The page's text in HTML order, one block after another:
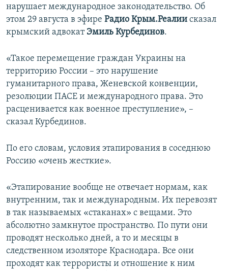
нарушает международное законодательство. Об
этом 29 августа в эфире Радио Крым.Реалии сказал
крымский адвокат Эмиль Курбединов.
«Такое перемещение граждан Украины на
территорию России – это нарушение
гуманитарного права, Женевской конвенции,
резолюции ПАСЕ и международного права. Это
расценивается как военное преступление», –
сказал Курбединов.
По его словам, условия этапирования в соседнюю
Россию «очень жесткие».
«Этапирование вообще не отвечает нормам, как
внутренним, так и международным. Их перевозят
в так называемых «стаканах» с вещами. Это
абсолютно замкнутое пространство. По пути они
проводят несколько дней, а то и месяцы в
следственном изоляторе Краснодара. Все они
проходят как террористы и отношение к ним